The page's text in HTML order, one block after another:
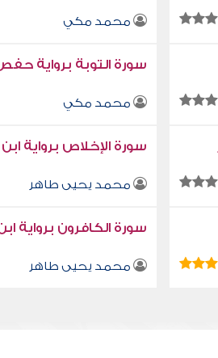
محمد مكي
سورة التوبة برواية
محمد مكي
سورة الإخلاص برواية
محمد يحيى طاهر
سورة الكافرون برواية
محمد يحيى طاهر